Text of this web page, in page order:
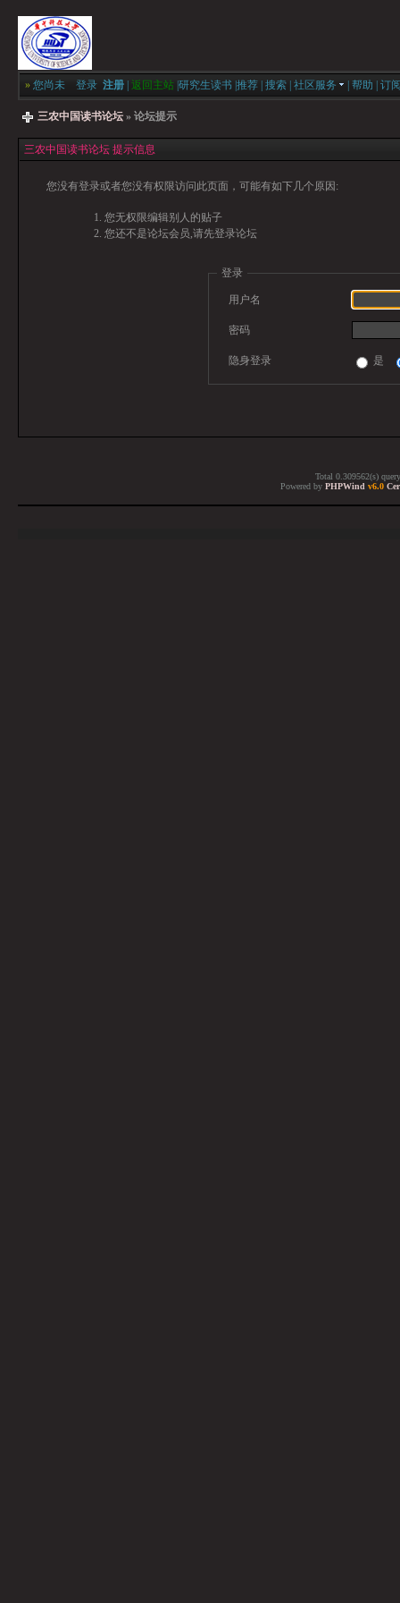
» 您尚未 登录 注册 返回主站 研究生读书 推荐 搜索 社区服务 帮助 订
三农中国读书论坛 » 论坛提示
三农中国读书论坛 提示信息
您没有登录或者您没有权限访问此页面，可能有如下几个原因:
您无权限编辑别人的贴子
您还不是论坛会员,请先登录论坛
登录
用户名
密码
隐身登录 是
Total 0.309562(s)
Powered by PHPWind v6.0